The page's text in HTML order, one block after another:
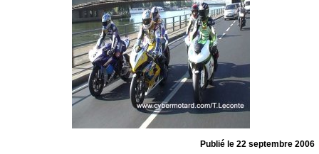
Publié le 22 septembre 2006